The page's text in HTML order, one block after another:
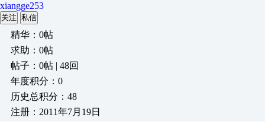
xiangge253
关注 私信
精华：0帖
求助：0帖
帖子：0帖 | 48回
年度积分：0
历史总积分：48
注册：2011年7月19日